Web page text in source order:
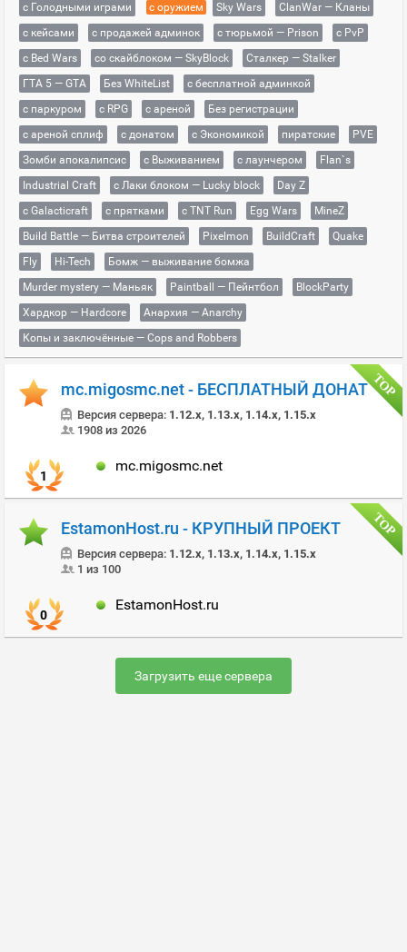
с Голодными играми
с оружием Sky Wars
ClanWar — Кланы
с кейсами
с продажей админок с тюрьмой — Prison
с PvP
с Bed Wars
со скайблоком — SkyBlock
Сталкер — Stalker
ГТА 5 — GTA
Без WhiteList
с бесплатной админкой
с паркуром
с RPG с ареной
Без регистрации
с ареной сплиф
с донатом с Экономикой пиратские
PVE
Зомби апокалипсис
с Выживанием с лаунчером
Flan`s
Industrial Craft
с Лаки блоком — Lucky block
Day Z
с Galacticraft
с прятками с TNT Run Egg Wars
MineZ
Build Battle — Битва строителей
Pixelmon BuildCraft
Quake
Fly
Hi-Tech
Бомж — выживание бомжа
Murder mystery — Маньяк
Paintball — Пейнтбол
BlockParty
Хардкор — Hardcore
Анархия — Anarchy
Копы и заключённые — Cops and Robbers
mc.migosmc.net - БЕСПЛАТНЫЙ ДОНАТ
Версия сервера: 1.12.x, 1.13.x, 1.14.x, 1.15.x
1908 из 2026
1
mc.migosmc.net
EstamonHost.ru - КРУПНЫЙ ПРОЕКТ
Версия сервера: 1.12.x, 1.13.x, 1.14.x, 1.15.x
1 из 100
0
EstamonHost.ru
Загрузить еще сервера